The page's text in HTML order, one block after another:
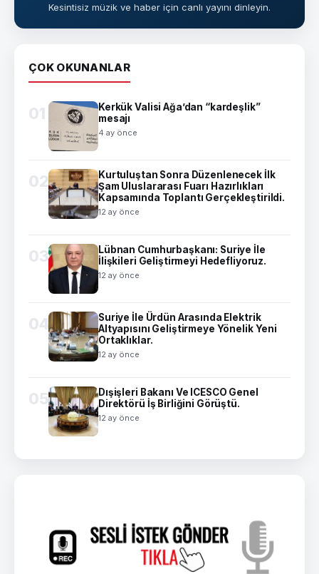
Kesintisiz müzik ve haber için canlı yayını dinleyin.
ÇOK OKUNANLAR
01
Kerkük Valisi Ağa’dan “kardeşlik”
mesajı
4 ay önce
02
Kurtuluştan Sonra Düzenlenecek İlk
Şam Uluslararası Fuarı Hazırlıkları
Kapsamında Toplantı Gerçekleştirildi.
12 ay önce
03
Lübnan Cumhurbaşkanı: Suriye İle
İlişkileri Geliştirmeyi Hedefliyoruz.
12 ay önce
04
Suriye İle Ürdün Arasında Elektrik
Altyapısını Geliştirmeye Yönelik Yeni
Ortaklıklar.
12 ay önce
05
Dışişleri Bakanı Ve ICESCO Genel
Direktörü İş Birliğini Görüştü.
12 ay önce